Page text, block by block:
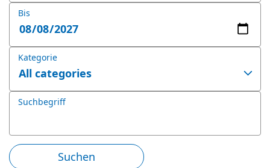
Bis
Kategorie
Suchbegriff
Suchen